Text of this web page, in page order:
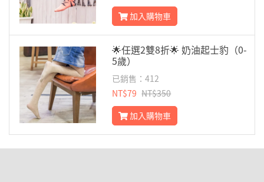
加入購物車
🌟任選2雙8折🌟 奶油起士豹（0-
5歲）
已銷售：412
NT$79 NT$350
加入購物車